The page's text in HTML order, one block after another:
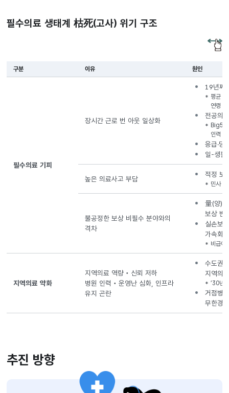
필수의료 생태계 枯死(고사) 위기 구조
이유,
구분 이유 원인
필수의료 기피
장시간 근로 번 아웃 일상화
19년째
평균
연령 도
전공의
Big5
인력
응급·당
일-생활
높은 의료사고 부담
적정 보
민사 1
불공정한 보상 비필수 분야와의
격차
量(양)
보상 반
실손보
가속화
비급
지역의료 약화
지역의료 역량‧신뢰 저하
병원 인력‧운영난 심화, 인프라
유지 곤란
수도권
지역의
’30년
거점병
무한경
추진 방향